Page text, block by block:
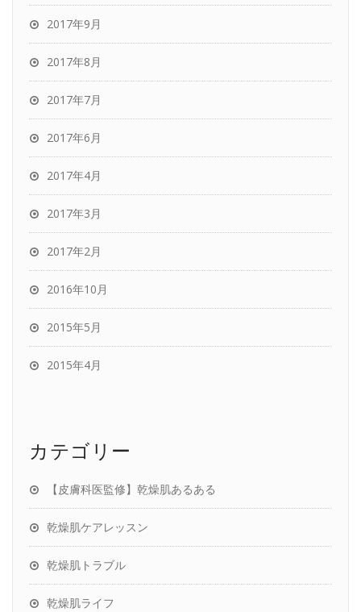
2017年9月
2017年8月
2017年7月
2017年6月
2017年4月
2017年3月
2017年2月
2016年10月
2015年5月
2015年4月
カテゴリー
【皮膚科医監修】乾燥肌あるある
乾燥肌ケアレッスン
乾燥肌トラブル
乾燥肌ライフ